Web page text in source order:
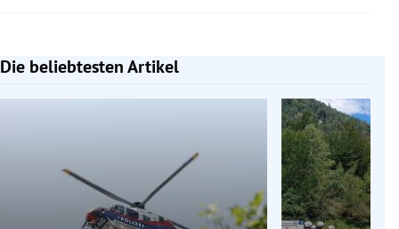
Die beliebtesten Artikel
Slide 1 von 7